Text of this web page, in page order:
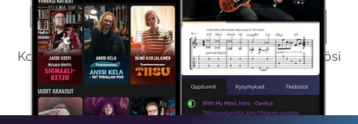
Kokeile Ilmaiseksi
Kokeilemalla ilmaiseksi saat koko sisältömme käyttöösi
viikon ajaksi.